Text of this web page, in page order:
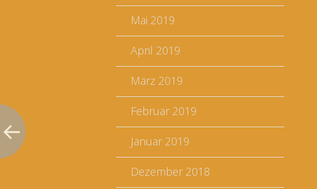
Mai 2019
April 2019
März 2019
Februar 2019
Januar 2019
Dezember 2018